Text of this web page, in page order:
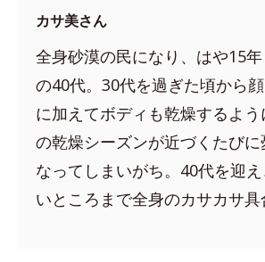
カサ美さん
全身砂漠の民になり、はや15年
の40代。30代を過ぎた頃から顔
に加えてボディも乾燥するよ
の乾燥シーズンが近づくたび
なってしまいがち。40代を迎
いところまで全身のカサカサ具